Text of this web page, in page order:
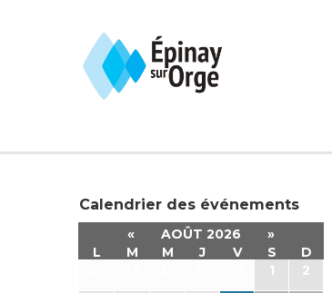
Calendrier des événements
« AOÛT 2026
»
L
M M J V S
D
1
2